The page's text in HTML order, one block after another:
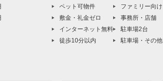
ペット可物件
敷金・礼金ゼロ
インターネット無料
徒歩10分以内
ファミリー向け
事務所・店舗
駐車場2台
駐車場・その他